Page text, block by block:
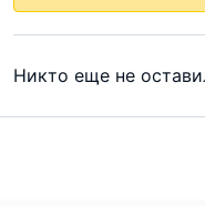
Никто еще не